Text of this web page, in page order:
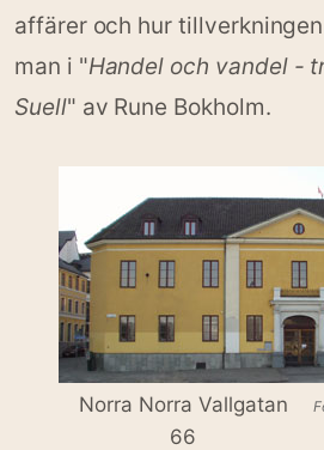
affärer och hur
man i "Handel och vandel -
Suell" av Rune Bokholm.
Norra Norra Vallgatan
66